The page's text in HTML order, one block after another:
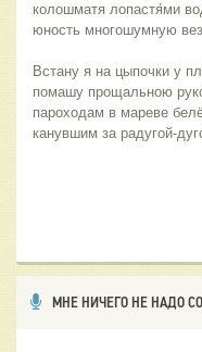
колошматя лопастя́ми
юность многошумную
Встану я на цыпочки у
помашу прощальною
пароходам в мареве
канувшим за радугой-
МНЕ НИЧЕГО НЕ НАДО